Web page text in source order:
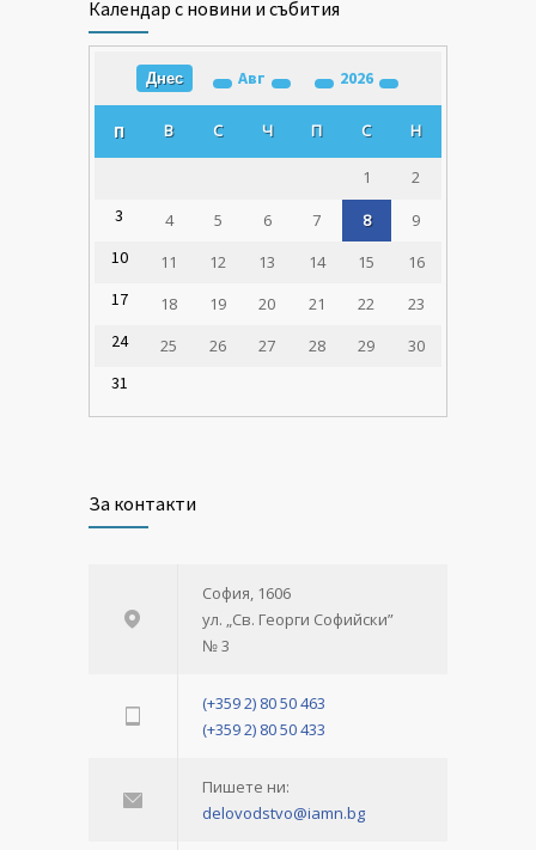
Календар с новини и събития
Днес Авг 2026
П В С Ч П С Н
1
2
3
4 5 6 7 8
9
10
11 12 13 14 15
16
17
18 19 20 21 22
23
24
25 26 27 28 29
30
31
За контакти
София, 1606
ул. „Св. Георги Софийски”
№ 3
(+359 2) 80 50 463
(+359 2) 80 50 433
Пишете ни:
delovodstvo@iamn.bg